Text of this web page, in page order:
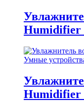
Humidifier
Умные
Humidifier